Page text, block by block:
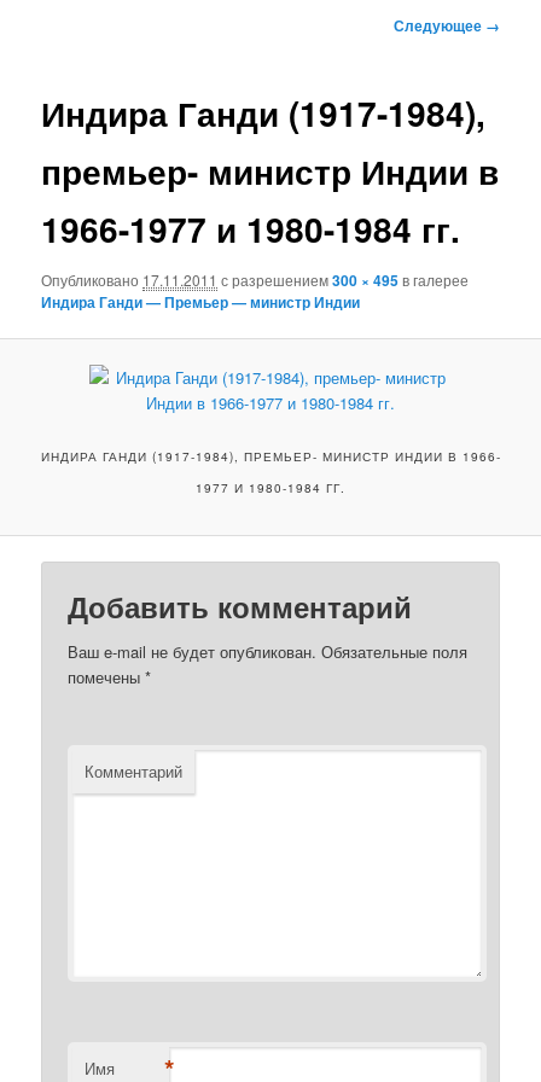
содержимому
Навигация
Следующее →
Индира Ганди (1917-1984),
премьер- министр Индии в
1966-1977 и 1980-1984 гг.
Опубликовано 17.11.2011 с разрешением300 × 495в галерее
Индира Ганди — Премьер — министр Индии
ИНДИРА ГАНДИ (1917-1984), ПРЕМЬЕР- МИНИСТР ИНДИИ В 1966-
1977 И 1980-1984 ГГ.
Добавить комментарий
Ваш e-mail не будет опубликован. Обязательные поля
помечены*
Комментарий
Имя *